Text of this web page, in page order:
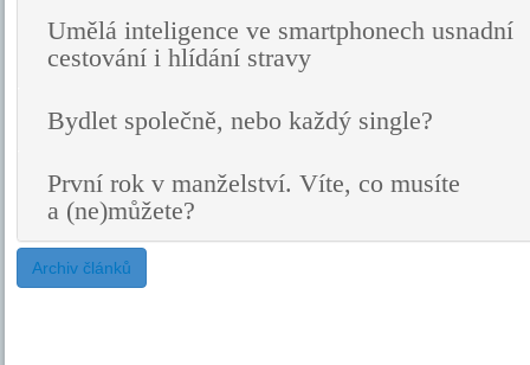
Umělá inteligence ve smartphonech usnadní
cestování i hlídání stravy
Bydlet společně, nebo každý single?
První rok v manželství. Víte, co musíte
a (ne)můžete?
Archiv článků